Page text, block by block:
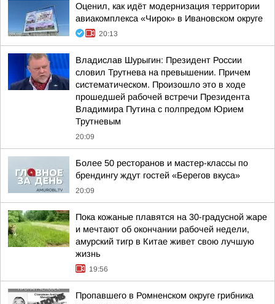
Оценил, как идёт модернизация территории
авиакомплекса «Чирок» в Ивановском округе
20:13
Владислав Шурыгин: Президент России
словил Трутнева на превышении. Причем
систематическом. Произошло это в ходе
прошедшей рабочей встречи Президента
Владимира Путина с полпредом Юрием
Трутневым
20:09
Более 50 ресторанов и мастер-классы по
брендингу ждут гостей «Берегов вкуса»
20:09
Пока кожаные плавятся на 30-градусной жаре
и мечтают об окончании рабочей недели,
амурский тигр в Китае живет свою лучшую
жизнь
19:56
Пропавшего в Ромненском округе грибника